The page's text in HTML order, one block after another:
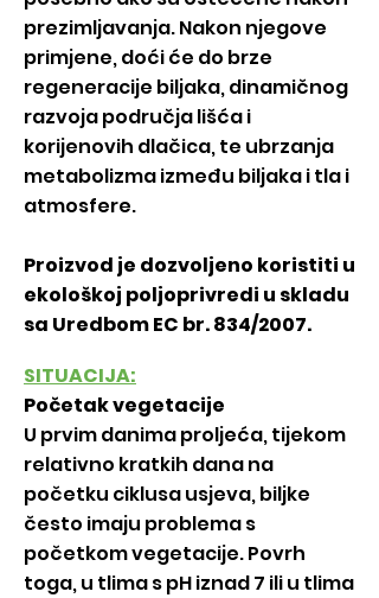
prezimljavanja. Nakon njegove
primjene, doći će do brze
regeneracije biljaka, dinamičnog
razvoja područja lišća i
korijenovih dlačica, te ubrzanja
metabolizma između biljaka i tla i
atmosfere.
Proizvod je dozvoljeno koristiti u
ekološkoj poljoprivredi u skladu
sa Uredbom EC br. 834/2007.
SITUACIJA:
Početak vegetacije
U prvim danima proljeća, tijekom
relativno kratkih dana na
početku ciklusa usjeva, biljke
često imaju problema s
početkom vegetacije. Povrh
toga, u tlima s pH iznad 7 ili u tlima